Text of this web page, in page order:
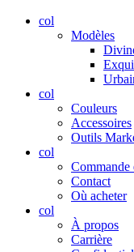
col
Modèles
col
Couleurs
Accessoires
Outils
col
Commande
Contact
Où acheter
col
À propos
Carrière